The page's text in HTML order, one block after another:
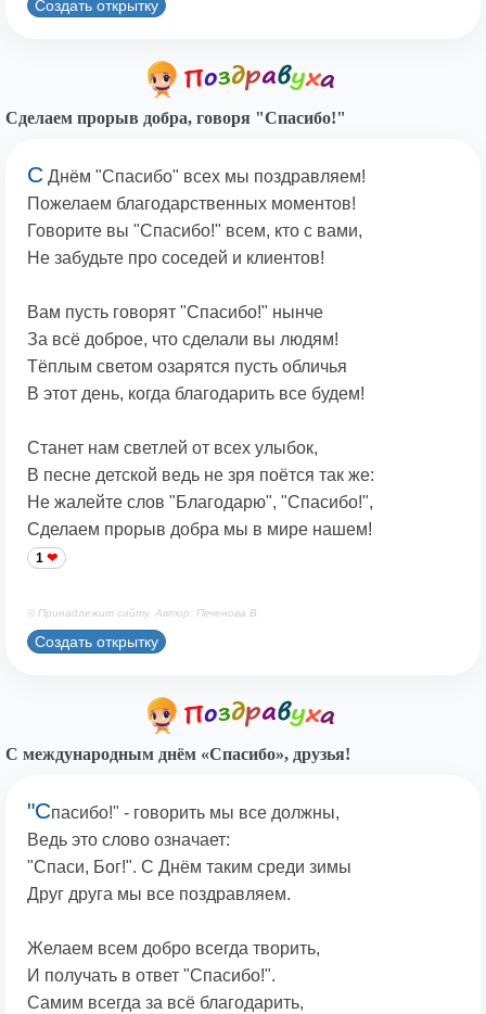
Создать открытку
Сделаем прорыв добра, говоря "Спасибо!"
С Днём "Спасибо" всех мы поздравляем!
Пожелаем благодарственных моментов!
Говорите вы "Спасибо!" всем, кто с вами,
Не забудьте про соседей и клиентов!
Вам пусть говорят "Спасибо!" нынче
За всё доброе, что сделали вы людям!
Тёплым светом озарятся пусть обличья
В этот день, когда благодарить все будем!
Станет нам светлей от всех улыбок,
В песне детской ведь не зря поётся так же:
Не жалейте слов "Благодарю", "Спасибо!",
Сделаем прорыв добра мы в мире нашем!
1
© Принадлежит сайту. Автор: Печенова В.
Создать открытку
С международным днём «Спасибо», друзья!
"Спасибо!" - говорить мы все должны,
Ведь это слово означает:
"Спаси, Бог!". С Днём таким среди зимы
Друг друга мы все поздравляем.
Желаем всем добро всегда творить,
И получать в ответ "Спасибо!".
Самим всегда за всё благодарить,